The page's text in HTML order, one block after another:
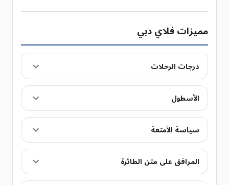
مميزات فلاي دبي
درجات الرحلات
الأسطول
سياسة الأمتعة
المرافق على متن الطائرة